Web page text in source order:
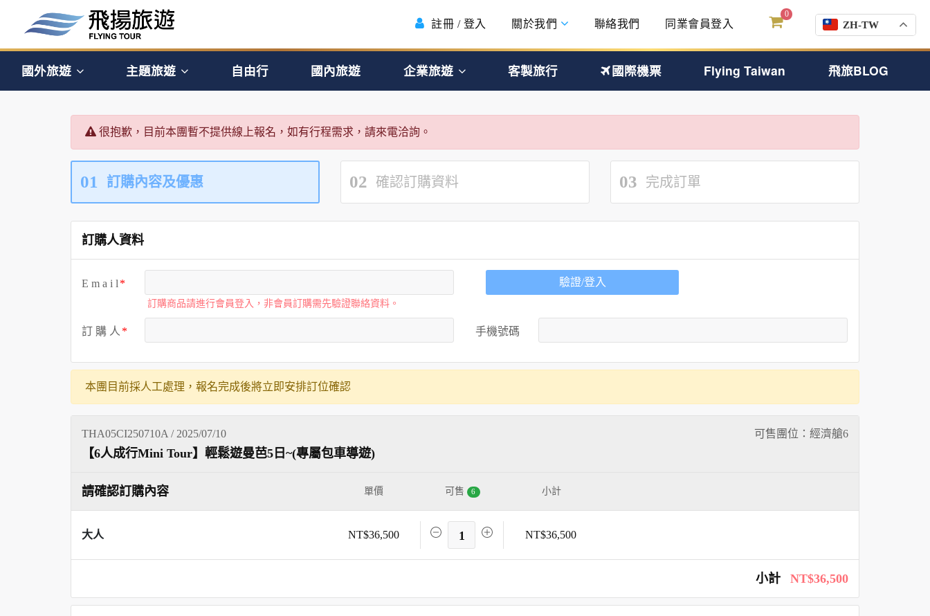
註冊 / 登入 關於我們 聯絡我們 同業會員登入
國外旅遊 主題旅遊 自由行 國內旅遊 企業旅遊 客製旅行 國際機票 Flying Taiwan 飛旅BLOG
0
ZH-TW
很抱歉，目前本團暫不提供線上報名，如有行程需求，請來電洽詢。
01 訂購內容及優惠 02 確認訂購資料 03 完成訂單
訂購人資料
E m a i l
訂購商品請進行會員登入，非會員訂購需先驗證聯絡資料。
驗證/登入
訂 購 人 手機號碼
本團目前採人工處理，報名完成後將立即安排訂位確認
THA05CI250710A / 2025/07/10 可售團位：經濟艙6
【6人成行Mini Tour】輕鬆遊曼芭5日~(專屬包車導遊)
請確認訂購內容 單價 可售 6 小計
大人 NT$36,500 1 NT$36,500
小計 NT$36,500